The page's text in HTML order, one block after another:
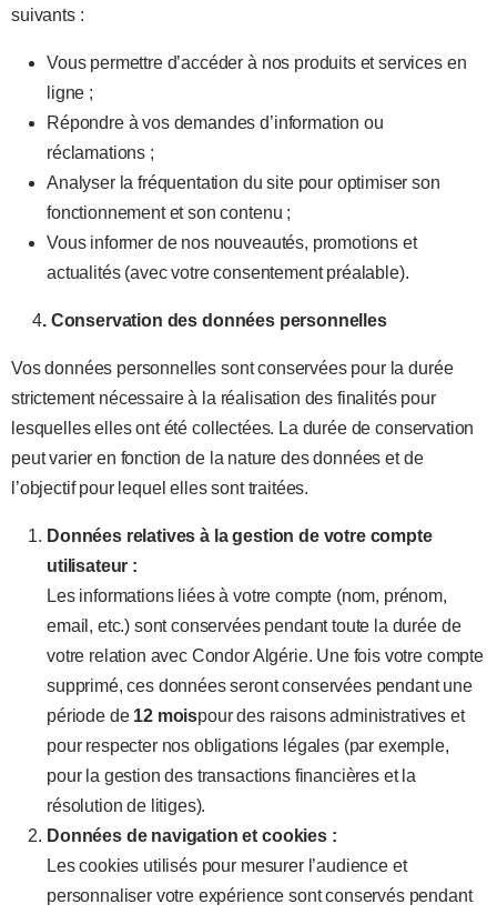
suivants :
Vous permettre d’accéder à nos produits et services en
ligne ;
Répondre à vos demandes d’information ou
réclamations ;
Analyser la fréquentation du site pour optimiser son
fonctionnement et son contenu ;
Vous informer de nos nouveautés, promotions et
actualités (avec votre consentement préalable).
4. Conservation des données personnelles
Vos données personnelles sont conservées pour la durée
strictement nécessaire à la réalisation des finalités pour
lesquelles elles ont été collectées. La durée de conservation
peut varier en fonction de la nature des données et de
l’objectif pour lequel elles sont traitées.
Données relatives à la gestion de votre compte
utilisateur :
Les informations liées à votre compte (nom, prénom,
email, etc.) sont conservées pendant toute la durée de
votre relation avec Condor Algérie. Une fois votre compte
supprimé, ces données seront conservées pendant une
période de 12 moispour des raisons administratives et
pour respecter nos obligations légales (par exemple,
pour la gestion des transactions financières et la
résolution de litiges).
Données de navigation et cookies :
Les cookies utilisés pour mesurer l’audience et
personnaliser votre expérience sont conservés pendant